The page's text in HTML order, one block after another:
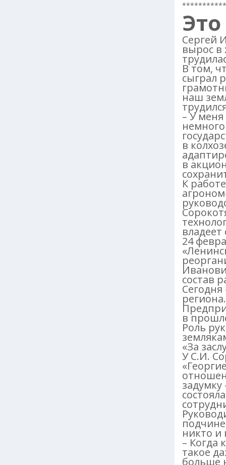
Сергей
вырос в
В том,
сыграл
наш
– У
в
в
К
24
состав
региона.
в
Роль
«За
У С.И.
никто и
– Когда
такое
больше